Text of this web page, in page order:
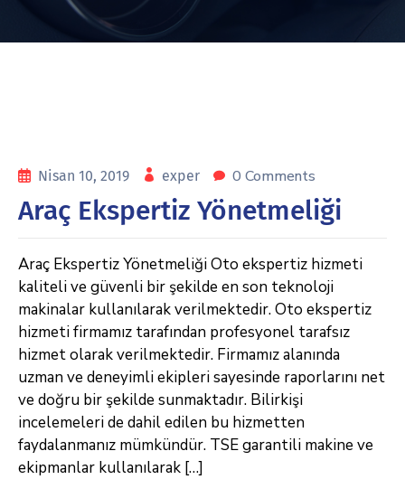
Nisan 10, 2019 exper 0 Comments
Araç Ekspertiz Yönetmeliği
Araç Ekspertiz Yönetmeliği Oto ekspertiz hizmeti
kaliteli ve güvenli bir şekilde en son teknoloji
makinalar kullanılarak verilmektedir. Oto ekspertiz
hizmeti firmamız tarafından profesyonel tarafsız
hizmet olarak verilmektedir. Firmamız alanında
uzman ve deneyimli ekipleri sayesinde raporlarını net
ve doğru bir şekilde sunmaktadır. Bilirkişi
incelemeleri de dahil edilen bu hizmetten
faydalanmanız mümkündür. TSE garantili makine ve
ekipmanlar kullanılarak […]